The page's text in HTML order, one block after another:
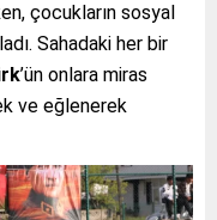
çocukların sosyal
Sahadaki her bir
’ün onlara miras
ve eğlenerek